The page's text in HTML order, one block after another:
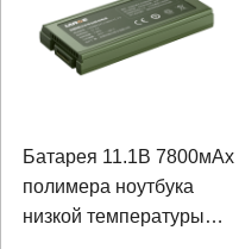
Батарея 11.1В 7800мАх
полимера ноутбука
низкой температуры